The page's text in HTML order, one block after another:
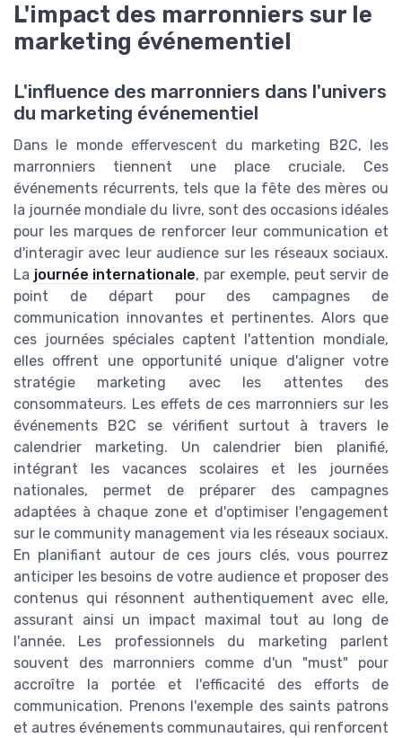
L'impact des marronniers sur le
marketing événementiel
L'influence des marronniers dans l'univers
du marketing événementiel
Dans le monde effervescent du marketing B2C, les
marronniers tiennent une place cruciale. Ces
événements récurrents, tels que la fête des mères ou
la journée mondiale du livre, sont des occasions idéales
pour les marques de renforcer leur communication et
d'interagir avec leur audience sur les réseaux sociaux.
La journée internationale, par exemple, peut servir de
point de départ pour des campagnes de
communication innovantes et pertinentes. Alors que
ces journées spéciales captent l'attention mondiale,
elles offrent une opportunité unique d'aligner votre
stratégie marketing avec les attentes des
consommateurs. Les effets de ces marronniers sur les
événements B2C se vérifient surtout à travers le
calendrier marketing. Un calendrier bien planifié,
intégrant les vacances scolaires et les journées
nationales, permet de préparer des campagnes
adaptées à chaque zone et d'optimiser l'engagement
sur le community management via les réseaux sociaux.
En planifiant autour de ces jours clés, vous pourrez
anticiper les besoins de votre audience et proposer des
contenus qui résonnent authentiquement avec elle,
assurant ainsi un impact maximal tout au long de
l'année. Les professionnels du marketing parlent
souvent des marronniers comme d'un "must" pour
accroître la portée et l'efficacité des efforts de
communication. Prenons l'exemple des saints patrons
et autres événements communautaires, qui renforcent